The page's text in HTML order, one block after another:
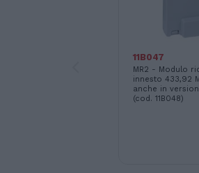
11B047
MR2 - Modulo
innesto 433,92
anche in
(cod. 11B048)